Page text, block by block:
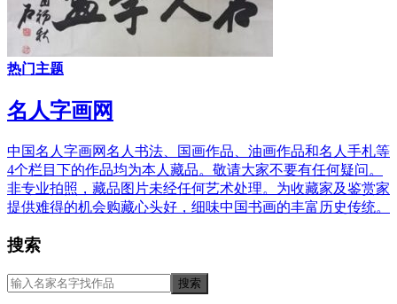
热门主题
名人字画网
中国名人字画网名人书法、国画作品、油画作品和名人手札等
4个栏目下的作品均为本人藏品。敬请大家不要有任何疑问。
非专业拍照，藏品图片未经任何艺术处理。为收藏家及鉴赏家
提供难得的机会购藏心头好，细味中国书画的丰富历史传统。
搜索